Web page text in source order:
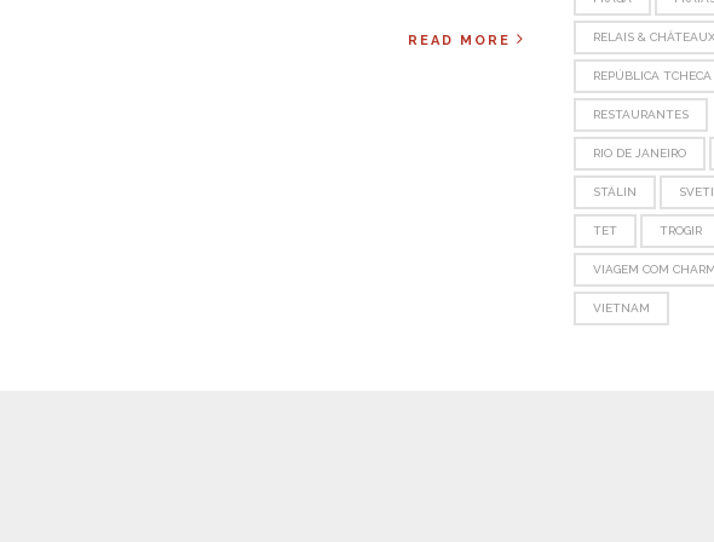
READ MORE RELAIS & CHÂTEAUX
REPÚBLICA TCHECA
RESTAURANTES
RIO DE JANEIRO
STÁLIN
TET TROGIR
VIAGEM COM
VIETNAM